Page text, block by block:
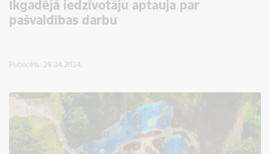
Ikgadējā iedzīvotāju aptauja par
pašvaldības darbu
Publicēts: 29.04.2024.